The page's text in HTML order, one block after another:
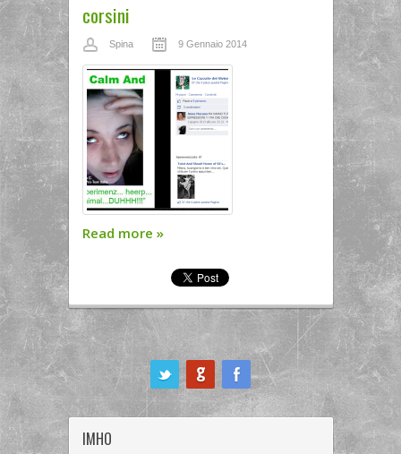
corsini
Spina 9 Gennaio 2014
Read more »
IMHO